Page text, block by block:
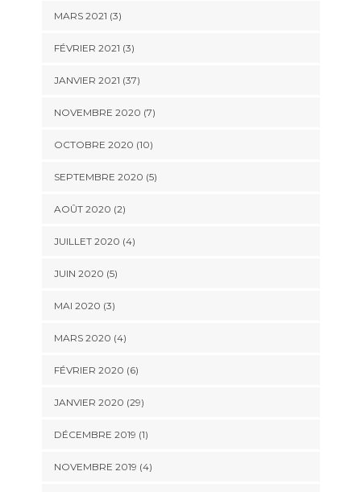
MARS 2021 (3)
FÉVRIER 2021 (3)
JANVIER 2021 (37)
NOVEMBRE 2020 (7)
OCTOBRE 2020 (10)
SEPTEMBRE 2020 (5)
AOÛT 2020 (2)
JUILLET 2020 (4)
JUIN 2020 (5)
MAI 2020 (3)
MARS 2020 (4)
FÉVRIER 2020 (6)
JANVIER 2020 (29)
DÉCEMBRE 2019 (1)
NOVEMBRE 2019 (4)